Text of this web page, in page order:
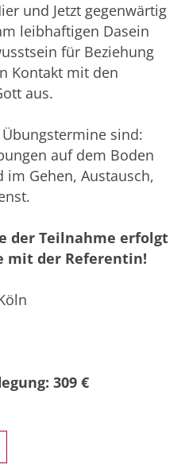
und Jetzt gegenwärtig
leibhaftigen Dasein
für Beziehung
Kontakt mit den
aus.
sind:
auf dem Boden
im Gehen, Austausch,
der Teilnahme erfolgt
mit der Referentin!
309 €